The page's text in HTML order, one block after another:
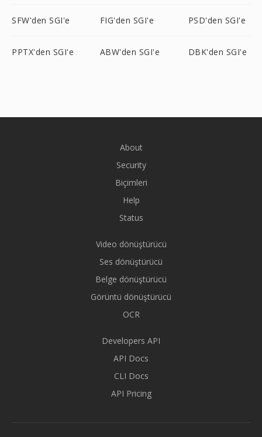
SFW'den SGI'e FIG'den SGI'e PSD'den SGI'e
PPTX'den SGI'e ABW'den SGI'e DBK'den SGI'e
About
Security
Biçimleri
Help
Status
Video dönüştürücü
Ses dönüştürücü
Belge dönüştürücü
Görüntü dönüştürücü
OCR
Developers API
API Docs
CLI Docs
API Pricing